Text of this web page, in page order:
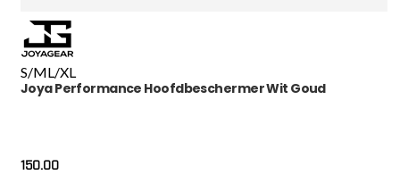
S/ML/XL
Joya Performance Hoofdbeschermer Wit Goud
150.00